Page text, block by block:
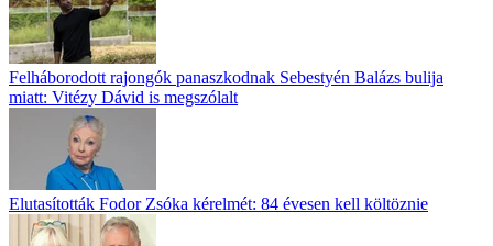
Felháborodott rajongók panaszkodnak Sebestyén Balázs bulija
miatt: Vitézy Dávid is megszólalt
Elutasították Fodor Zsóka kérelmét: 84 évesen kell költöznie